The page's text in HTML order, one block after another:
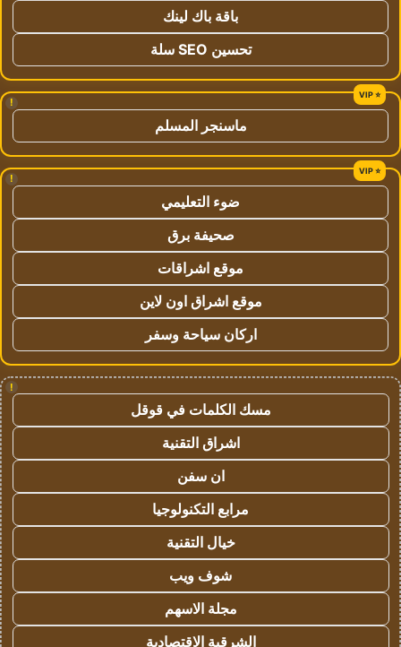
باقة باك لينك
تحسين SEO سلة
!
ماسنجر المسلم
!
ضوء التعليمي
صحيفة برق
موقع اشراقات
موقع اشراق اون لاين
اركان سياحة وسفر
!
مسك الكلمات في قوقل
اشراق التقنية
ان سفن
مرابع التكنولوجيا
خيال التقنية
شوف ويب
مجلة الاسهم
الشرقية الاقتصادية